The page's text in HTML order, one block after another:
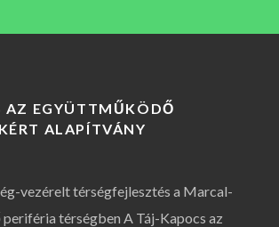
AZ EGYÜTTMŰKÖDŐ
ALAPÍTVÁNY
vezérelt térségfejlesztés a Marcal-
térségben A Táj-Kapocs az